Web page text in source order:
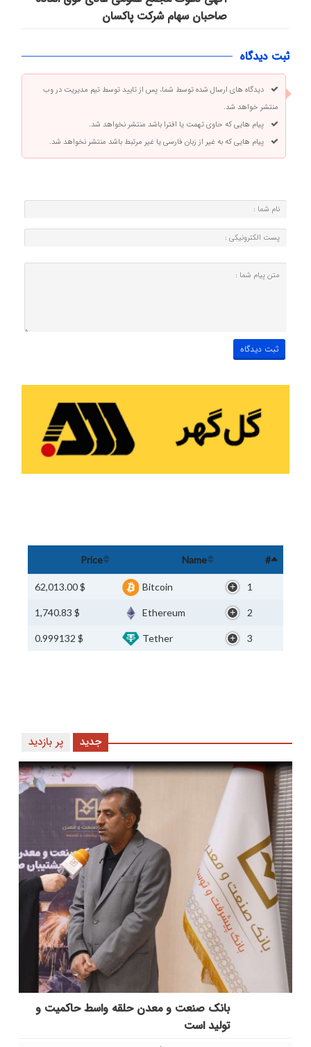
صاحبان سهام شرکت پاكسان
ثبت دیدگاه
دیدگاه های ارسال شده توسط شما، پس از تایید توسط تیم مدیریت در وب
منتشر خواهد شد.
پیام هایی که حاوی تهمت یا افترا باشد منتشر نخواهد شد.
پیام هایی که به غیر از زبان فارسی یا غیر مرتبط باشد منتشر نخواهد شد.
#
Name
Price
1
Bitcoin
$ 62,013.00
2
Ethereum
$ 1,740.83
3
Tether
$ 0.999132
پر بازدید جدید
بانك صنعت و معدن حلقه واسط حاكمیت و
تولید است